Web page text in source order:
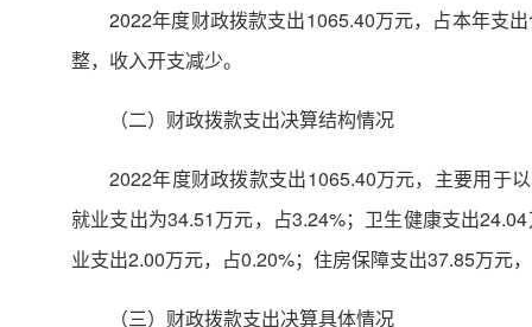
2022年度财政拨款支出1065.40万元，占本年支
整，收入开支减少。
（二）财政拨款支出决算结构情况
2022年度财政拨款支出1065.40万元，主要用于
就业支出为34.51万元，占3.24%；卫生健康支出
业支出2.00万元，占0.20%；住房保障支出37.85万元
（三）财政拨款支出决算具体情况